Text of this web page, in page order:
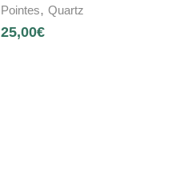
Pointes, Quartz
25,00€